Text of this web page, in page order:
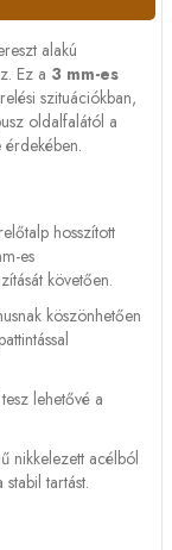
alakú
Ez a 3 mm-es
szituációkban,
oldalfalától a
érdekében.
hosszított
es
követően.
köszönhetően
lehetővé a
nikkelezett acélból
tartást.